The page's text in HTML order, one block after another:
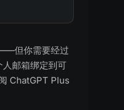
但你需要经过
邮箱绑定到可
ChatGPT Plus